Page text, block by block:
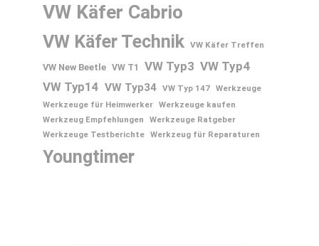
VW Käfer Cabrio
VW Käfer Technik VW Käfer Treffen
VW New Beetle VW T1 VW Typ3 VW Typ4
VW Typ14 VW Typ34 VW Typ 147 Werkzeuge
Werkzeuge für Heimwerker Werkzeuge kaufen
Werkzeug Empfehlungen
Werkzeuge Ratgeber
Werkzeuge Testberichte Werkzeug für Reparaturen
Youngtimer